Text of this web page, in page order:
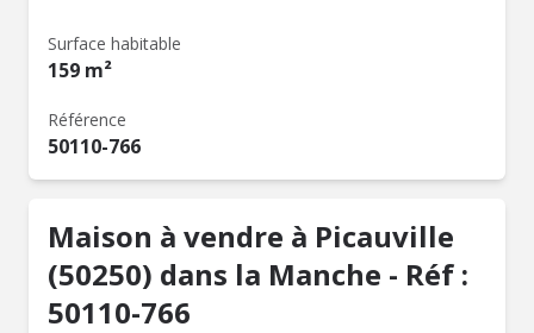
Surface habitable
159 m²
Référence
50110-766
Maison à vendre à Picauville
(50250) dans la Manche - Réf :
50110-766